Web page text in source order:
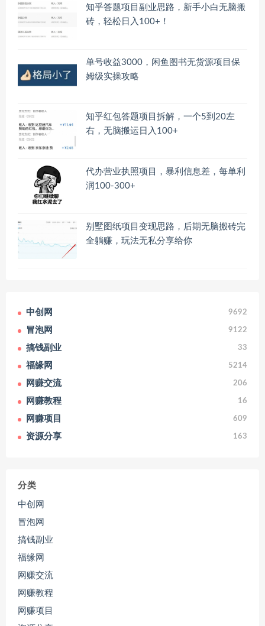
知乎答题项目副业思路，新手小白无脑搬
砖，轻松日入100+！
单号收益3000，闲鱼图书无货源项目保
姆级实操攻略
知乎红包答题项目拆解，一个5到20左
右，无脑搬运日入100+
代办营业执照项目，暴利信息差，每单利
润100-300+
别墅图纸项目变现思路，后期无脑搬砖完
全躺赚，玩法无私分享给你
中创网 9692
冒泡网 9122
搞钱副业 33
福缘网 5214
网赚交流 206
网赚教程 16
网赚项目 609
资源分享 163
分类
中创网
冒泡网
搞钱副业
福缘网
网赚交流
网赚教程
网赚项目